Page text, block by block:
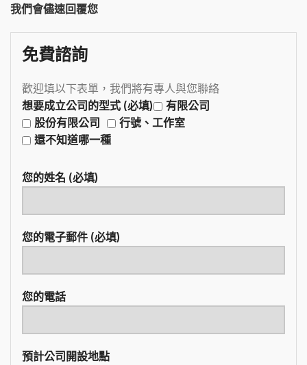
我們會儘速回覆您
免費諮詢
歡迎填以下表單，我們將有專人與您聯絡
想要成立公司的型式 (必填)
有限公司
股份有限公司
行號、工作室
還不知道哪一種
您的姓名 (必填)
您的電子郵件 (必填)
您的電話
預計公司開設地點